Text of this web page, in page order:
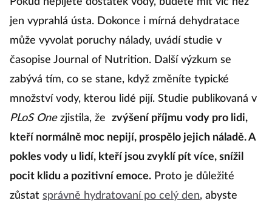
jen vyprahlá ústa. Dokonce i mírná dehydratace
může vyvolat poruchy nálady, uvádí studie v
časopise Journal of Nutrition. Další výzkum se
zabývá tím, co se stane, když změníte typické
množství vody, kterou lidé pijí. Studie publikovaná v
PLoS Onezjistila, že
zvýšení příjmu vody pro lidi,
kteří normálně moc nepijí, prospělo jejich náladě. A
pokles vody u lidí, kteří jsou zvyklí pít více, snížil
pocit klidu a pozitivní emoce. Proto je důležité
zůstat správně hydratovaní po celý den, abyste